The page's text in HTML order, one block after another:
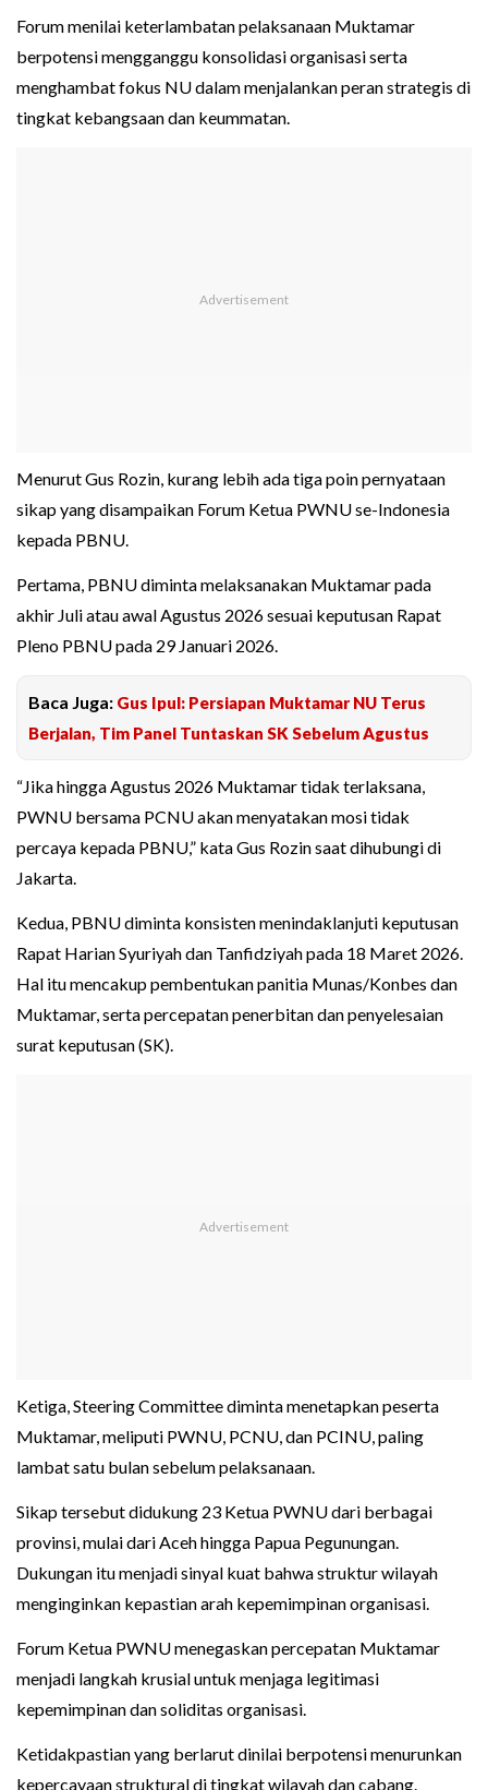
Forum menilai keterlambatan pelaksanaan Muktamar
berpotensi mengganggu konsolidasi organisasi serta
menghambat fokus NU dalam menjalankan peran strategis di
tingkat kebangsaan dan keummatan.
Menurut Gus Rozin, kurang lebih ada tiga poin pernyataan
sikap yang disampaikan Forum Ketua PWNU se-Indonesia
kepada PBNU.
Pertama, PBNU diminta melaksanakan Muktamar pada
akhir Juli atau awal Agustus 2026 sesuai keputusan Rapat
Pleno PBNU pada 29 Januari 2026.
Baca Juga: Gus Ipul: Persiapan Muktamar NU Terus
Berjalan, Tim Panel Tuntaskan SK Sebelum Agustus
“Jika hingga Agustus 2026 Muktamar tidak terlaksana,
PWNU bersama PCNU akan menyatakan mosi tidak
percaya kepada PBNU,” kata Gus Rozin saat dihubungi di
Jakarta.
Kedua, PBNU diminta konsisten menindaklanjuti keputusan
Rapat Harian Syuriyah dan Tanfidziyah pada 18 Maret 2026.
Hal itu mencakup pembentukan panitia Munas/Konbes dan
Muktamar, serta percepatan penerbitan dan penyelesaian
surat keputusan (SK).
Ketiga, Steering Committee diminta menetapkan peserta
Muktamar, meliputi PWNU, PCNU, dan PCINU, paling
lambat satu bulan sebelum pelaksanaan.
Sikap tersebut didukung 23 Ketua PWNU dari berbagai
provinsi, mulai dari Aceh hingga Papua Pegunungan.
Dukungan itu menjadi sinyal kuat bahwa struktur wilayah
menginginkan kepastian arah kepemimpinan organisasi.
Forum Ketua PWNU menegaskan percepatan Muktamar
menjadi langkah krusial untuk menjaga legitimasi
kepemimpinan dan soliditas organisasi.
Ketidakpastian yang berlarut dinilai berpotensi menurunkan
kepercayaan struktural di tingkat wilayah dan cabang.